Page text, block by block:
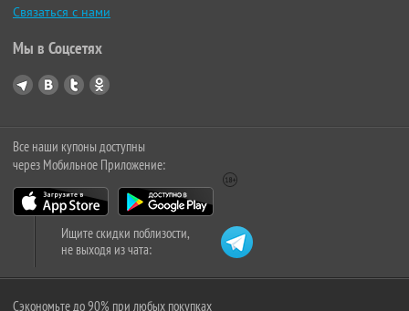
Связаться с нами
Мы в Соцсетях
Все наши купоны доступны
через Мобильное Приложение:
Ищите скидки поблизости,
не выходя из чата:
Сэкономьте до 90% при любых покупках